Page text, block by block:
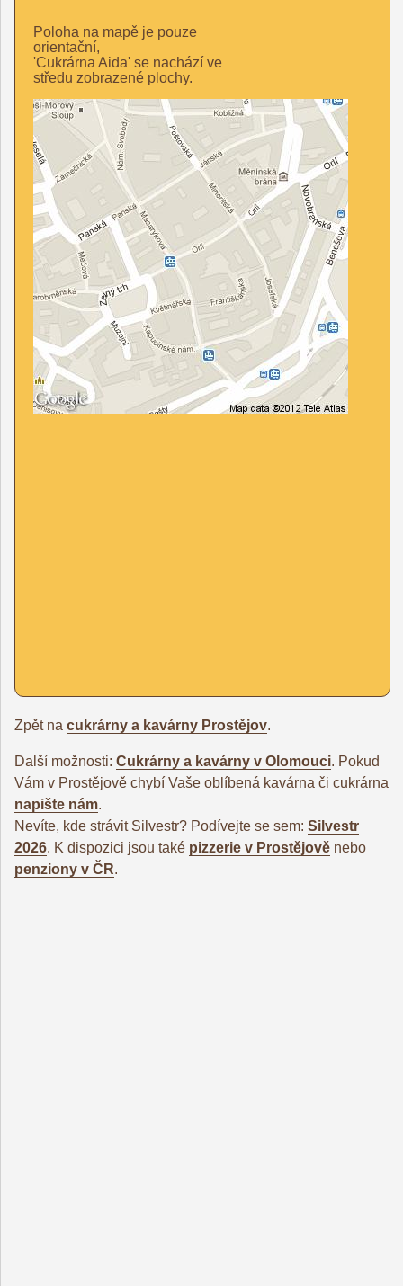
Poloha na mapě je pouze
orientační,
'Cukrárna Aida' se nachází ve
středu zobrazené plochy.
Zpět na cukrárny a kavárny Prostějov.
Další možnosti: Cukrárny a kavárny v Olomouci. Pokud
Vám v Prostějově chybí Vaše oblíbená kavárna či cukrárna
napište nám.
Nevíte, kde strávit Silvestr? Podívejte se sem: Silvestr
2026. K dispozici jsou také pizzerie v Prostějově nebo
penziony v ČR.